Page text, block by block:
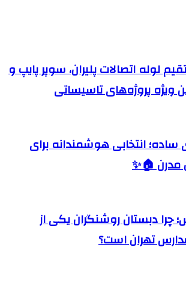
لوله اتصالات پلیران، سوپر پایپ و
ویژه پروژه‌های تاسیساتی
ساده؛ انتخابی هوشمندانه برای
🏠✨
چرا دبستان روشنگران یکی از
تهران است؟